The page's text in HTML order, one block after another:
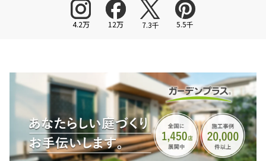
4.2万 12万 7.3千 5.5千